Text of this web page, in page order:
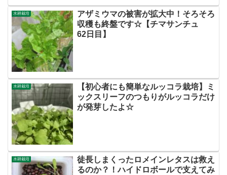
水耕栽培
アザミウマの被害が拡大中！そろそろ
収穫も終盤です☆【チマサンチュ
62日目】
水耕栽培
【初心者にも簡単なルッコラ栽培】ミ
ックスリーフのつもりがルッコラだけ
が発芽したよ☆
水耕栽培
徒長しまくったロメインレタスは救え
るのか？！ハイドロボールで支えてみ